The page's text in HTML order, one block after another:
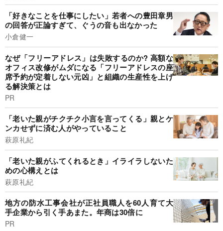
「好きなことを仕事にしたい」若者への豊田章男
の回答が正論すぎて、ぐうの音も出なかった
小倉健一
なぜ「フリーアドレス」は失敗するのか? 高額な
オフィス改修がムダになる「フリーアドレスの座
席予約が定着しない元凶」と組織の生産性を上げ
る解決策とは
PR
「老いた親がチクチク小言を言ってくる」親とケ
ンカせずに済む人がやっていること
萩原礼紀
「老いた親がふてくれるとき」イライラしないた
めの心構えとは
萩原礼紀
地方の防水工事会社が正社員職人を60人育て大
手企業から引く手あまた。年商は30倍に
PR